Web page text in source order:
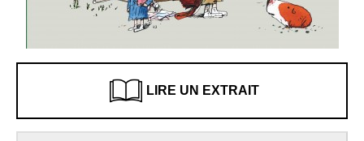
LIRE UN EXTRAIT